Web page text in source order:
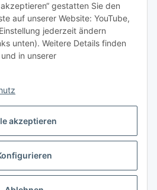
akzeptieren
gestatten Sie den
auf unserer Website: YouTube,
jederzeit ändern
unten). Weitere Details finden
und in unserer
widerrufen
zzgl.Versand